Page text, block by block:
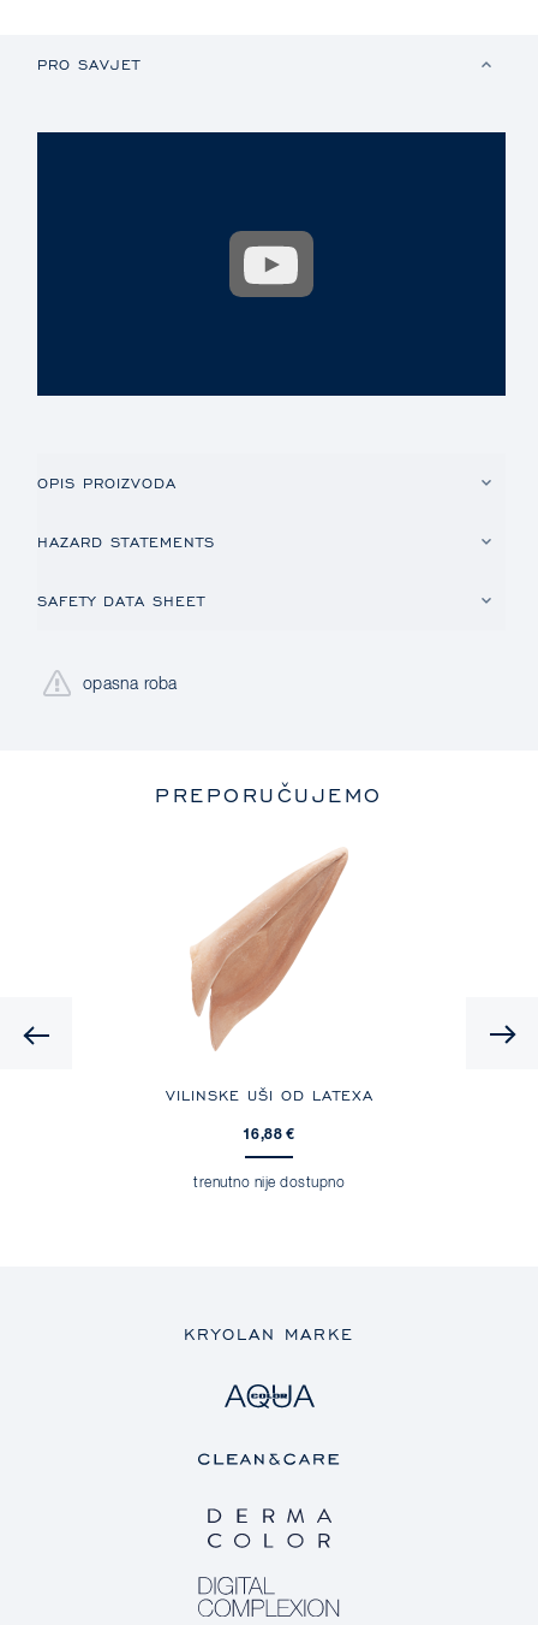
PRO SAVJET
OPIS PROIZVODA
HAZARD STATEMENTS
SAFETY DATA SHEET
opasna roba
PREPORUČUJEMO
VILINSKE UŠI OD LATEXA
16,88 €
trenutno nije dostupno
KRYOLAN MARKE